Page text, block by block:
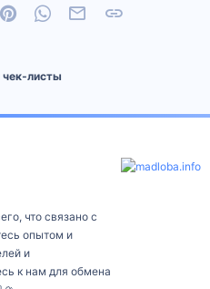
PinterestWhatsAppЭлектронная почта
что связано с
опытом и
и
к нам для обмена